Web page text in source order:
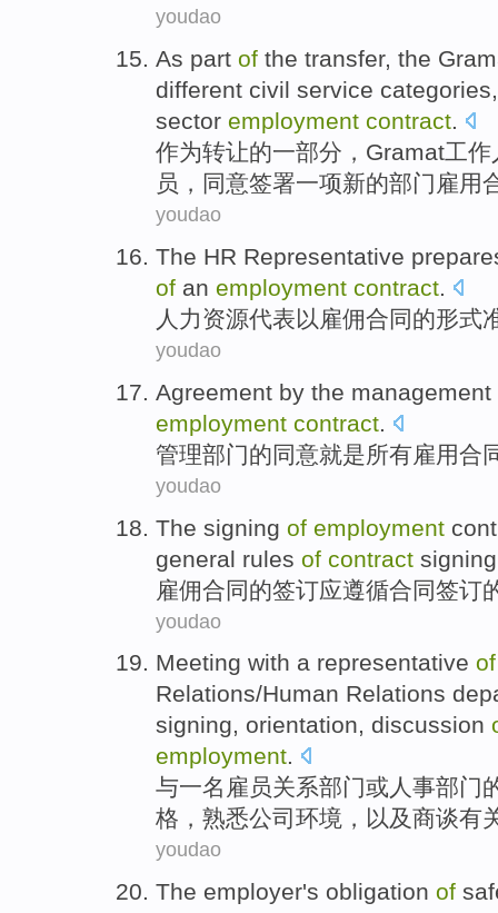
youdao
As part of the transfer, the
different civil service categories
sector employment contract.
作为转让的一部分 ， Gramat工作
员 ， 同意签署一项新的部门 雇用
youdao
The HR Representative
of an employment contract.
人力资源代表以 雇佣合同的形式
youdao
Agreement by the management
employment contract.
管理部门的同意就是所有雇用合
youdao
The signing of employment
general rules of contract
雇佣合同的签订应遵循合同签订
youdao
Meeting with a representative of
Relations/Human Relations
signing, orientation, discussion
employment.
与一名雇员关系部门或 人事部门
格 ， 熟悉公司环境， 以及商谈有
youdao
The employer's obligation of